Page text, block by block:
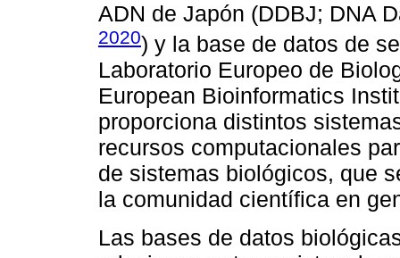
ADN de Japón (DDBJ; DNA
2020) y la base de datos de
Laboratorio Europeo de
European Bioinformatics
proporciona distintos
recursos computacionales
de sistemas biológicos, que
la comunidad científica en
Las bases de datos